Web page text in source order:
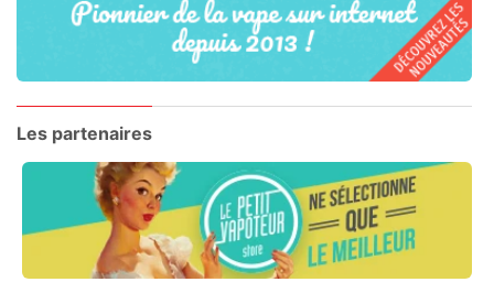
Les partenaires